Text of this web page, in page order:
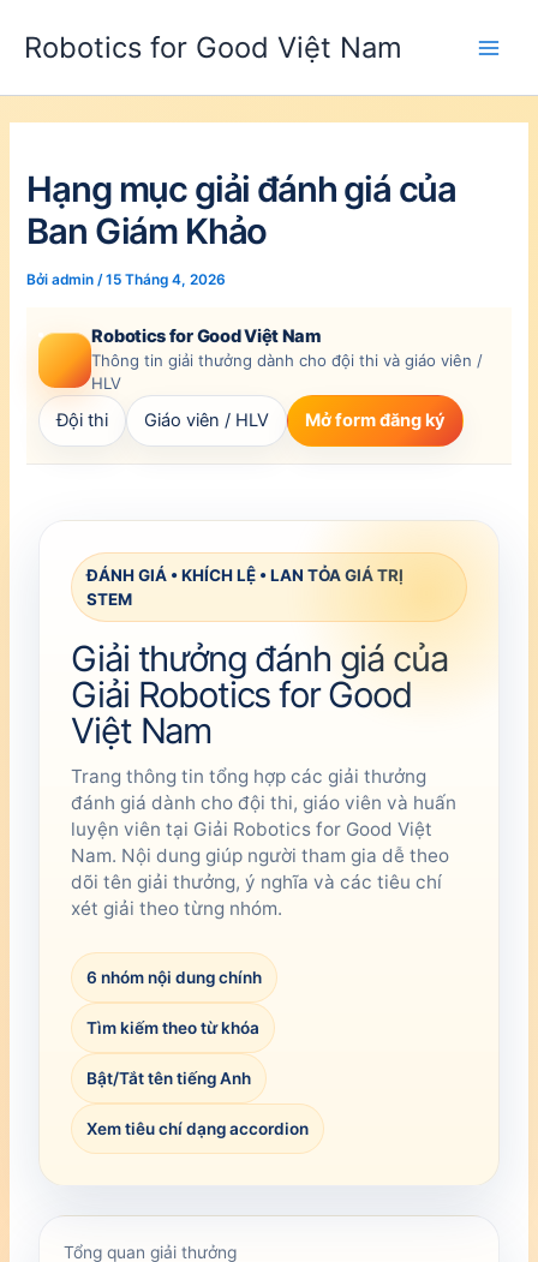
Robotics for Good Việt Nam
Hạng mục giải đánh giá của
Ban Giám Khảo
Bởiadmin /15 Tháng 4, 2026
Robotics for Good Việt Nam
Thông tin giải thưởng dành cho đội thi và giáo viên /
HLV
Đội thi Giáo viên / HLV Mở form đăng ký
ĐÁNH GIÁ • KHÍCH LỆ • LAN TỎA GIÁ TRỊ
STEM
Giải thưởng đánh giá của
Giải Robotics for Good
Việt Nam
Trang thông tin tổng hợp các giải thưởng
đánh giá dành cho đội thi, giáo viên và huấn
luyện viên tại Giải Robotics for Good Việt
Nam. Nội dung giúp người tham gia dễ theo
dõi tên giải thưởng, ý nghĩa và các tiêu chí
xét giải theo từng nhóm.
6 nhóm nội dung chính
Tìm kiếm theo từ khóa
Bật/Tắt tên tiếng Anh
Xem tiêu chí dạng accordion
Tổng quan giải thưởng